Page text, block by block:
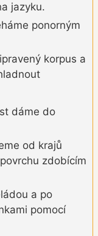
jazyku.
ponorným
korpus a
dáme do
od krajů
zdobícím
a po
pomocí